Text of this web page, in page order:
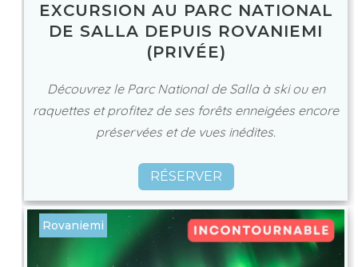
EXCURSION AU PARC NATIONAL
DE SALLA DEPUIS ROVANIEMI
(PRIVÉE)
Découvrez le Parc National de Salla à ski ou en
raquettes et profitez de ses forêts enneigées encore
préservées et de vues inédites.
RÉSERVER
Rovaniemi